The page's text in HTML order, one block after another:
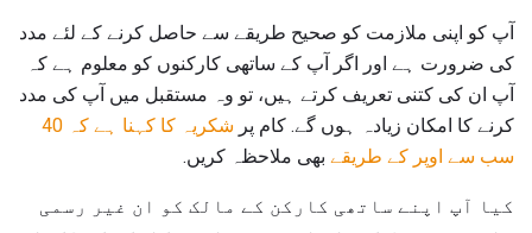
آپ کو اپنی ملازمت کو صحیح طریقے سے حاصل کرنے کے لئے مدد
کی ضرورت ہے اور اگر آپ کے ساتھی کارکنوں کو معلوم ہے کہ
آپ ان کی کتنی تعریف کرتے ہیں، تو وہ مستقبل میں آپ کی مدد
کرنے کا امکان زیادہ ہوں گے. کام پر
شکریہ کا کہنا ہے کہ 40
سب سے اوپر کے طریقے بھی ملاحظہ کریں.
کیا آپ اپنے ساتھی کارکن کے مالک کو ان غیر رسمی